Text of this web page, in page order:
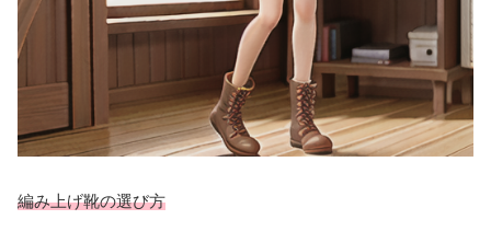
編み上げ靴の選び方